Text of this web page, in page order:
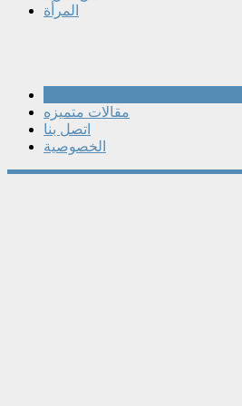
المرأة
مقالات متميزه
اتصل بنا
الخصوصية